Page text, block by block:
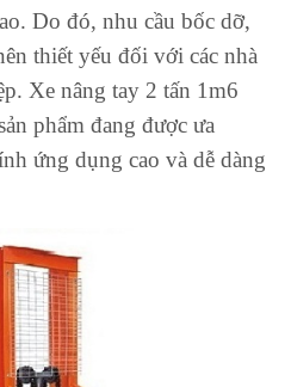
Do đó, nhu cầu bốc dỡ,
thiết yếu đối với các nhà
Xe nâng tay 2 tấn 1m6
phẩm đang được ưa
ứng dụng cao và dễ dàng